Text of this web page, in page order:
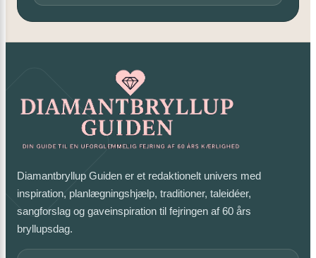
Diamantbryllup Guiden er et redaktionelt univers med
inspiration, planlægningshjælp, traditioner, taleidéer,
sangforslag og gaveinspiration til fejringen af 60 års
bryllupsdag.